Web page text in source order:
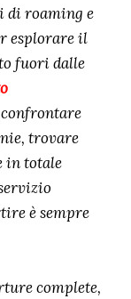
di roaming e
esplorare il
fuori dalle
trovare
in totale
è sempre
complete,